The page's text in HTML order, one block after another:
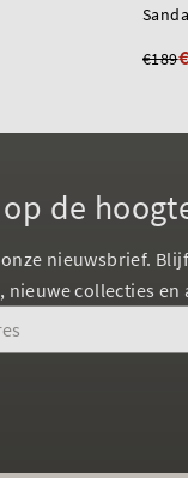
€189
de
nieuwsbrief.
nieuwe collecties en